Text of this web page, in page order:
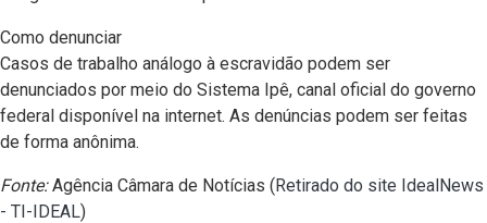
Como denunciar
Casos de trabalho análogo à escravidão podem ser
denunciados por meio do Sistema Ipê, canal oficial do governo
federal disponível na internet. As denúncias podem ser feitas
de forma anônima.
Fonte:Agência Câmara de Notícias (Retirado do site IdealNews
- TI-IDEAL)